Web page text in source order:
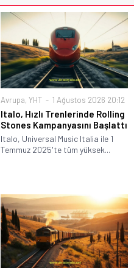
Avrupa, YHT 1 Ağustos 2026 20:12
Italo, Hızlı Trenlerinde Rolling
Stones Kampanyasını Başlattı
Italo, Universal Music Italia ile 1
Temmuz 2025'te tüm yüksek...